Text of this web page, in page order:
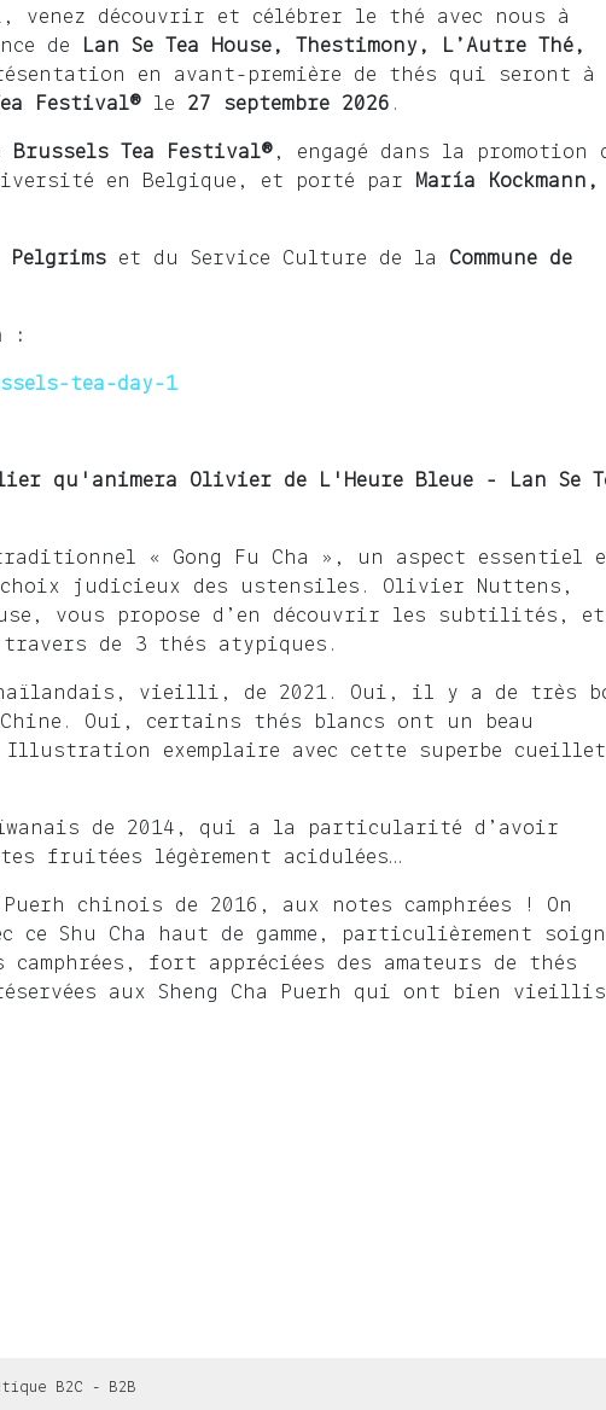
venez découvrir et célébrer le thé avec nous à
de
Lan Se Tea House, Thestimony, L’Autre Thé,
en avant-première de thés qui seront à
Festival® le 27 septembre 2026 .
Brussels Tea Festival® , engagé dans la promotion
en Belgique, et porté par María Kockmann,
Pelgrims et du Service Culture de la Commune de
:
tea-day-1
qu'animera Olivier de L'Heure Bleue - Lan Se
« Gong Fu Cha », un aspect essentiel
judicieux des ustensiles. Olivier Nuttens,
vous propose d’en découvrir les subtilités, et
de 3 thés atypiques.
vieilli, de 2021. Oui, il y a de très
Oui, certains thés blancs ont un beau
exemplaire avec cette superbe
de 2014, qui a la particularité d’avoir
fruitées légèrement acidulées…
chinois de 2016, aux notes camphrées ! On
ce Shu Cha haut de gamme, particulièrement
fort appréciées des amateurs de thés
aux Sheng Cha Puerh qui ont bien
B2C - B2B